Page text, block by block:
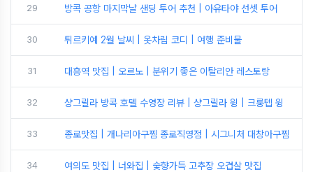
29 방콕 공항 마지막날 샌딩 투어 추천 | 아유타야 선셋 투어
30 튀르키예 2월 날씨 | 옷차림 코디 | 여행 준비물
31 대흥역 맛집 | 오르노 | 분위기 좋은 이탈리안 레스토랑
32 샹그릴라 방콕 호텔 수영장 리뷰 | 샹그릴라 윙 | 크룽텝 윙
33 종로맛집 | 개나리아구찜 종로직영점 | 시그니처 대창아구찜
34 여의도 맛집 | 너와집 | 숯향가득 고추장 오겹살 맛집